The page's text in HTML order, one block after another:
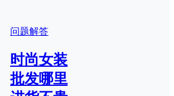
问题解答
时尚女装
批发哪里